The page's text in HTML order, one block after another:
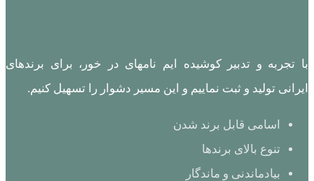
با تجربه و تدبیر کوشیده ایم نامهای در خور، برای برندهای
ایرانی تولید و ثبت نماییم و این مسیر دشوار را تسهیل کنیم.
اسامی قابل برند شدن
تنوع بالای برندها
بیادماندنی و ماندگار